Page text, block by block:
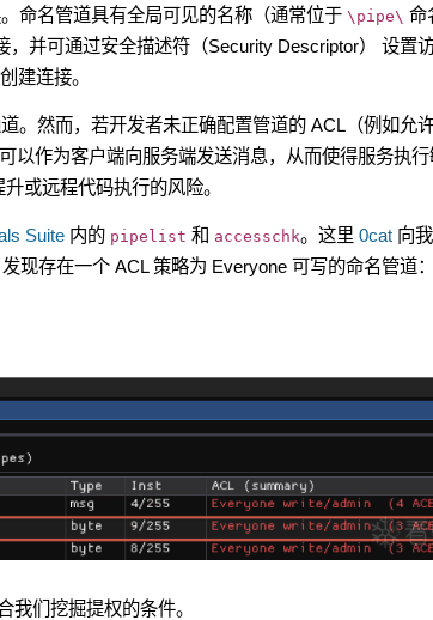
命名管道具有全局可见的名称（通常位于 \pipe\ 命
，并可通过安全描述符（Security Descriptor） 设置
建连接。
。然而，若开发者未正确配置管道的 ACL（例如允
以作为客户端向服务端发送消息，从而使得服务执行
或远程代码执行的风险。
Suite 内的 pipelist 和 accesschk。这里 0cat 向
发现存在一个 ACL 策略为 Everyone 可写的命名管道
我们挖掘提权的条件。